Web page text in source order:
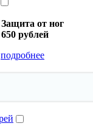
Защита от ног
650 рублей
подробнее